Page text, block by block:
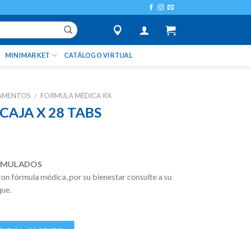
MINIMARKET CATÁLOGO VIRTUAL
/ FORMULA MÉDICA RX
X 28 TABS
fórmula médica, por su bienestar consulte a su
cantidad